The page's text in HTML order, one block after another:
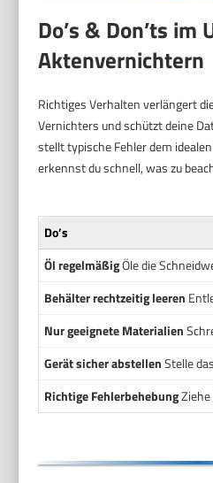
Do’s & Don’ts im
Aktenvernichtern
Richtiges Verhalten verlängert
Vernichters und schützt deine
stellt typische Fehler dem
erkennst du schnell, was zu
Do’s
Öl regelmäßigÖle die
Behälter rechtzeitig leeren
Nur geeignete Materialien
Gerät sicher abstellenStelle
Richtige FehlerbehebungZiehe